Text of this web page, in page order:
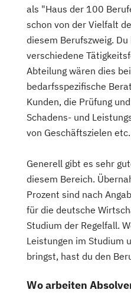
als "Haus der 100
schon von der Vielfalt
diesem Berufszweig.
verschiedene
Abteilung wären dies
bedarfsspezifische
Kunden, die Prüfung
Schadens- und
von Geschäftszielen etc.
Generell gibt es sehr
diesem Bereich.
Prozent sind nach
für die deutsche
Studium der Regelfall.
Leistungen im Studium
bringst, hast du den
Wo arbeiten